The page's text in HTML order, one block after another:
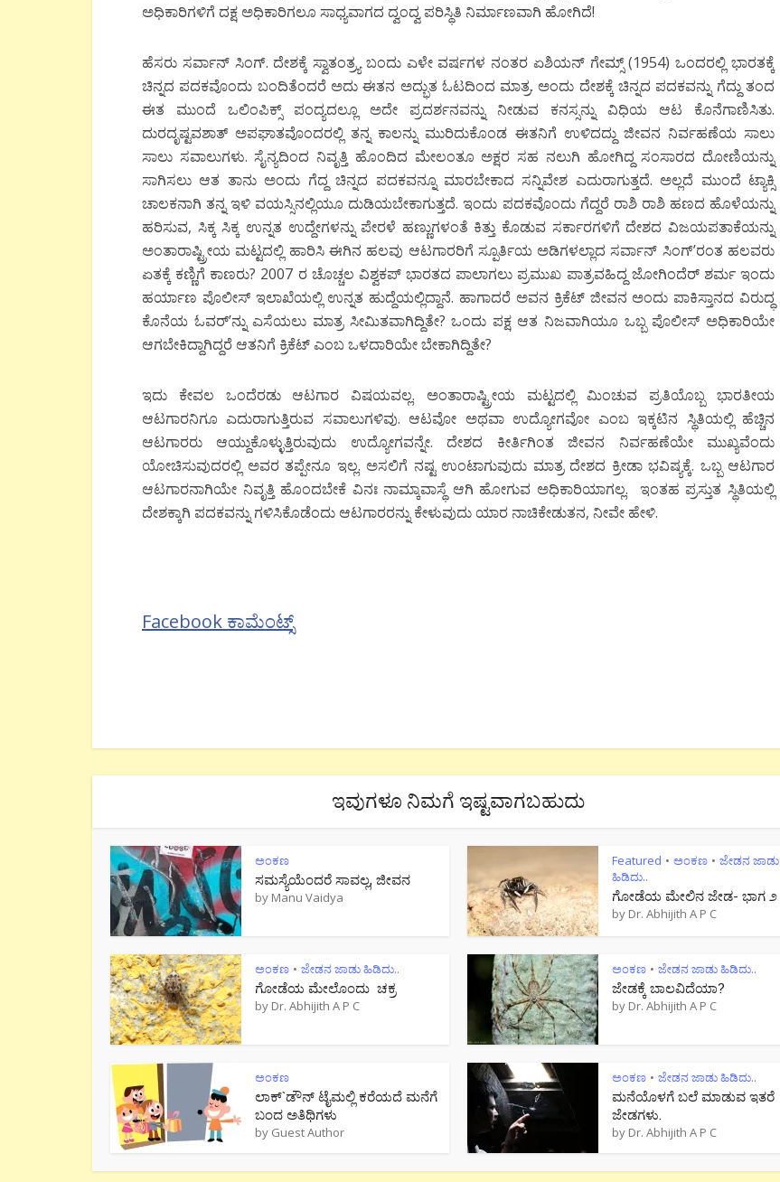
ಅಧಿಕಾರಿಗಳಿಗೆ ದಕ್ಷ ಅಧಿಕಾರಿಗಲೂ ಸಾಧ್ಯವಾಗದ ದ್ವಂದ್ವ ಪರಿಸ್ಥಿತಿ ನಿರ್ಮಾಣವಾಗಿ ಹೋಗಿದೆ!
ಹೆಸರು ಸರ್ವಾನ್ ಸಿಂಗ್. ದೇಶಕ್ಕೆ ಸ್ವಾತಂತ್ರ್ಯ ಬಂದು ಎಳೇ ವರ್ಷಗಳ ನಂತರ ಏಶಿಯನ್ ಗೇಮ್ಸ್ (1954) ಒಂದರಲ್ಲಿ ಭಾರತಕ್ಕೆ
ಚಿನ್ನದ ಪದಕವೊಂದು ಬಂದಿತೆಂದರೆ ಅದು ಈತನ ಅದ್ಭುತ ಓಟದಿಂದ ಮಾತ್ರ. ಅಂದು ದೇಶಕ್ಕೆ ಚಿನ್ನದ ಪದಕವನ್ನು ಗೆದ್ದು ತಂದ
ಈತ ಮುಂದೆ ಒಲಿಂಪಿಕ್ಸ್ ಪಂದ್ಯದಲ್ಲೂ ಅದೇ ಪ್ರದರ್ಶನವನ್ನು ನೀಡುವ ಕನಸ್ಸನ್ನು ವಿಧಿಯ ಆಟ ಕೊನೆಗಾಣಿಸಿತು.
ದುರದೃಷ್ಟವಶಾತ್ ಅಪಘಾತವೊಂದರಲ್ಲಿ ತನ್ನ ಕಾಲನ್ನು ಮುರಿದುಕೊಂಡ ಈತನಿಗೆ ಉಳಿದದ್ದು ಜೀವನ ನಿರ್ವಹಣೆಯ ಸಾಲು
ಸಾಲು ಸವಾಲುಗಳು. ಸೈನ್ಯದಿಂದ ನಿವೃತ್ತಿ ಹೊಂದಿದ ಮೇಲಂತೂ ಅಕ್ಷರ ಸಹ ನಲುಗಿ ಹೋಗಿದ್ದ ಸಂಸಾರದ ದೋಣಿಯನ್ನು
ಸಾಗಿಸಲು ಆತ ತಾನು ಅಂದು ಗೆದ್ದ ಚಿನ್ನದ ಪದಕವನ್ನೂ ಮಾರಬೇಕಾದ ಸನ್ನಿವೇಶ ಎದುರಾಗುತ್ತದೆ. ಅಲ್ಲದೆ ಮುಂದೆ ಟ್ಯಾಕ್ಸಿ
ಚಾಲಕನಾಗಿ ತನ್ನ ಇಳಿ ವಯಸ್ಸಿನಲ್ಲಿಯೂ ದುಡಿಯಬೇಕಾಗುತ್ತದೆ. ಇಂದು ಪದಕವೊಂದು ಗೆದ್ದರೆ ರಾಶಿ ರಾಶಿ ಹಣದ ಹೊಳೆಯನ್ನು
ಹರಿಸುವ, ಸಿಕ್ಕ ಸಿಕ್ಕ ಉನ್ನತ ಉದ್ದೇಗಳನ್ನು ಪೇರಳೆ ಹಣ್ಣುಗಳಂತೆ ಕಿತ್ತು ಕೊಡುವ ಸರ್ಕಾರಗಳಿಗೆ ದೇಶದ ವಿಜಯಪತಾಕೆಯನ್ನು
ಅಂತಾರಾಷ್ಟ್ರೀಯ ಮಟ್ಟದಲ್ಲಿ ಹಾರಿಸಿ ಈಗಿನ ಹಲವು ಆಟಗಾರರಿಗೆ ಸ್ಪೂರ್ತಿಯ ಅಡಿಗಳಲ್ಲಾದ ಸರ್ವಾನ್ ಸಿಂಗ್’ರಂತ ಹಲವರು
ಏತಕ್ಕೆ ಕಣ್ಣಿಗೆ ಕಾಣರು? 2007 ರ ಚೊಚ್ಚಲ ವಿಶ್ವಕಪ್ ಭಾರತದ ಪಾಲಾಗಲು ಪ್ರಮುಖ ಪಾತ್ರವಹಿದ್ದ ಜೋಗಿಂದೆರ್ ಶರ್ಮ ಇಂದು
ಹರ್ಯಾಣ ಪೊಲೀಸ್ ಇಲಾಖೆಯಲ್ಲಿ ಉನ್ನತ ಹುದ್ದೆಯಲ್ಲಿದ್ದಾನೆ. ಹಾಗಾದರೆ ಅವನ ಕ್ರಿಕೆಟ್ ಜೀವನ ಅಂದು ಪಾಕಿಸ್ತಾನದ ವಿರುದ್ಧ
ಕೊನೆಯ ಓವರ್’ನ್ನು ಎಸೆಯಲು ಮಾತ್ರ ಸೀಮಿತವಾಗಿದ್ದಿತೇ? ಒಂದು ಪಕ್ಷ ಆತ ನಿಜವಾಗಿಯೂ ಒಬ್ಬ ಪೊಲೀಸ್ ಅಧಿಕಾರಿಯೇ
ಆಗಬೇಕಿದ್ದಾಗಿದ್ದರೆ ಆತನಿಗೆ ಕ್ರಿಕೆಟ್ ಎಂಬ ಒಳದಾರಿಯೇ ಬೇಕಾಗಿದ್ದಿತೇ?
ಇದು ಕೇವಲ ಒಂದೆರಡು ಆಟಗಾರ ವಿಷಯವಲ್ಲ. ಅಂತಾರಾಷ್ಟ್ರೀಯ ಮಟ್ಟದಲ್ಲಿ ಮಿಂಚುವ ಪ್ರತಿಯೊಬ್ಬ ಭಾರತೀಯ
ಆಟಗಾರನಿಗೂ ಎದುರಾಗುತ್ತಿರುವ ಸವಾಲುಗಳಿವು. ಆಟವೋ ಅಥವಾ ಉದ್ಯೋಗವೋ ಎಂಬ ಇಕ್ಕಟಿನ ಸ್ಥಿತಿಯಲ್ಲಿ ಹೆಚ್ಚಿನ
ಆಟಗಾರರು ಆಯ್ದುಕೊಳ್ಳುತ್ತಿರುವುದು ಉದ್ಯೋಗವನ್ನೇ. ದೇಶದ ಕೀರ್ತಿಗಿಂತ ಜೀವನ ನಿರ್ವಹಣೆಯೇ ಮುಖ್ಯವೆಂದು
ಯೋಚಿಸುವುದರಲ್ಲಿ ಅವರ ತಪ್ಪೇನೂ ಇಲ್ಲ. ಅಸಲಿಗೆ ನಷ್ಟ ಉಂಟಾಗುವುದು ಮಾತ್ರ ದೇಶದ ಕ್ರೀಡಾ ಭವಿಷ್ಯಕ್ಕೆ. ಒಬ್ಬ ಆಟಗಾರ
ಆಟಗಾರನಾಗಿಯೇ ನಿವೃತ್ತಿ ಹೊಂದಬೇಕೆ ವಿನಃ ನಾಮ್ಕಾವಾಸ್ಥೆ ಆಗಿ ಹೋಗುವ ಅಧಿಕಾರಿಯಾಗಲ್ಲ. ಇಂತಹ ಪ್ರಸ್ತುತ ಸ್ಥಿತಿಯಲ್ಲಿ
ದೇಶಕ್ಕಾಗಿ ಪದಕವನ್ನು ಗಳಿಸಿಕೊಡೆಂದು ಆಟಗಾರರನ್ನು ಕೇಳುವುದು ಯಾರ ನಾಚಿಕೇಡುತನ, ನೀವೇ ಹೇಳಿ.
Facebook ಕಾಮೆಂಟ್ಸ್
ಇವುಗಳೂ ನಿಮಗೆ ಇಷ್ಟವಾಗಬಹುದು
ಅಂಕಣ
ಸಮಸ್ಯೆಯೆಂದರೆ ಸಾವಲ್ಲ, ಜೀವನ
by Manu Vaidya
Featured • ಅಂಕಣ • ಜೇಡನ ಜಾಡು
ಹಿಡಿದು..
ಗೋಡೆಯ ಮೇಲಿನ ಜೇಡ- ಭಾಗ ೨
by Dr. Abhijith A P C
ಅಂಕಣ • ಜೇಡನ ಜಾಡು ಹಿಡಿದು..
ಗೋಡೆಯ ಮೇಲೊಂದು ಚಕ್ರ
by Dr. Abhijith A P C
ಅಂಕಣ • ಜೇಡನ ಜಾಡು ಹಿಡಿದು..
ಜೇಡಕ್ಕೆ ಬಾಲವಿದೆಯಾ?
by Dr. Abhijith A P C
ಅಂಕಣ
ಲಾಕ್`ಡೌನ್ ಟೈಮಲ್ಲಿ ಕರೆಯದೆ ಮನೆಗೆ
ಬಂದ ಅತಿಥಿಗಳು
by Guest Author
ಅಂಕಣ • ಜೇಡನ ಜಾಡು ಹಿಡಿದು..
ಮನೆಯೊಳಗೆ ಬಲೆ ಮಾಡುವ ಇತರೆ
ಜೇಡಗಳು.
by Dr. Abhijith A P C